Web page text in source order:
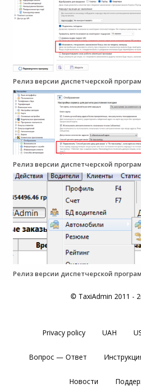
Релиз версии диспетчерской
Релиз версии диспетчерской
Релиз версии диспетчерской
© TaxiAdmin 2011 -
Privacy policy UAH
Вопрос — Ответ
Новости